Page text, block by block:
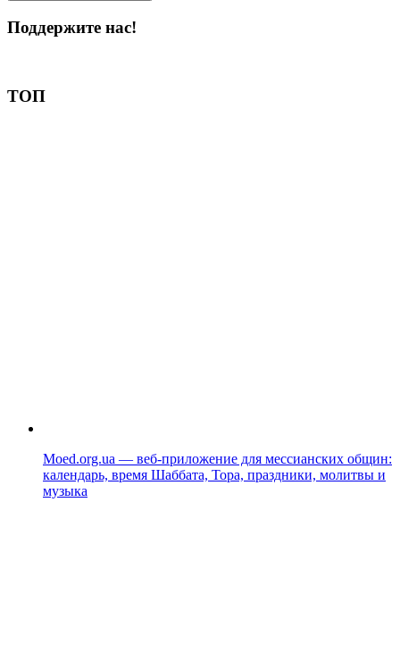
Поддержите нас!
ТОП
Moed.org.ua — веб-приложение для мессианских общин:
календарь, время Шаббата, Тора, праздники, молитвы и
музыка